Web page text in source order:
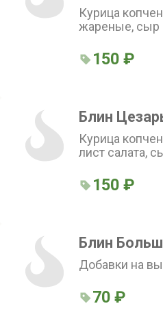
Курица
жареные, сыр
чеснок,
150 ₽
Блин
Курица
лист салата,
150 ₽
Блин
Добавки на
70 ₽